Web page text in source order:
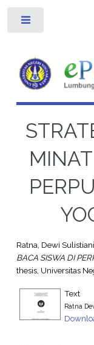
Ratna, Dewi Sulistiani
BACA SISWA DI
thesis, Universitas
Text
Ratna